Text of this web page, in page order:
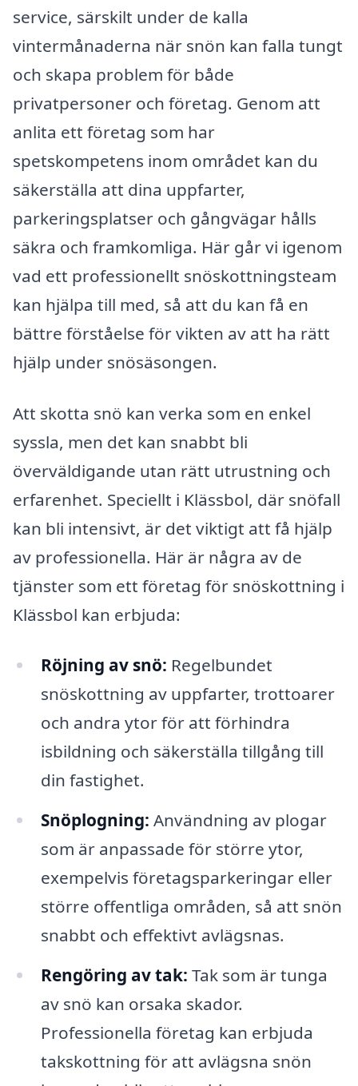
service, särskilt under de kalla
vintermånaderna när snön kan falla tungt
och skapa problem för både
privatpersoner och företag. Genom att
anlita ett företag som har
spetskompetens inom området kan du
säkerställa att dina uppfarter,
parkeringsplatser och gångvägar hålls
säkra och framkomliga. Här går vi igenom
vad ett professionellt snöskottningsteam
kan hjälpa till med, så att du kan få en
bättre förståelse för vikten av att ha rätt
hjälp under snösäsongen.
Att skotta snö kan verka som en enkel
syssla, men det kan snabbt bli
överväldigande utan rätt utrustning och
erfarenhet. Speciellt i Klässbol, där snöfall
kan bli intensivt, är det viktigt att få hjälp
av professionella. Här är några av de
tjänster som ett företag för snöskottning i
Klässbol kan erbjuda:
Röjning av snö: Regelbundet
snöskottning av uppfarter, trottoarer
och andra ytor för att förhindra
isbildning och säkerställa tillgång till
din fastighet.
Snöplogning: Användning av plogar
som är anpassade för större ytor,
exempelvis företagsparkeringar eller
större offentliga områden, så att snön
snabbt och effektivt avlägsnas.
Rengöring av tak: Tak som är tunga
av snö kan orsaka skador.
Professionella företag kan erbjuda
takskottning för att avlägsna snön